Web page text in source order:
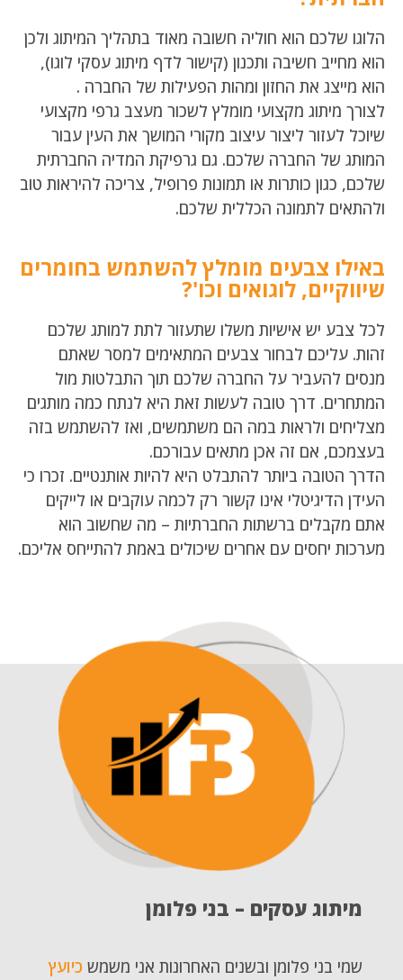
הלוגו שלכם הוא חוליה חשובה מאוד בתהליך המיתוג ולכן
הוא מחייב חשיבה ותכנון (קישור לדף מיתוג עסקי לוגו),
הוא מייצג את החזון ומהות הפעילות של החברה .
לצורך מיתוג מקצועי מומלץ לשכור מעצב גרפי מקצועי
שיוכל לעזור ליצור עיצוב מקורי המושך את העין עבור
המותג של החברה שלכם. גם גרפיקת המדיה החברתית
שלכם, כגון כותרות או תמונות פרופיל, צריכה להיראות טוב
ולהתאים לתמונה הכללית שלכם.
באילו צבעים מומלץ להשתמש בחומרים
שיווקיים, לוגואים וכו'?
לכל צבע יש אישיות משלו שתעזור לתת למותג שלכם
זהות. עליכם לבחור צבעים המתאימים למסר שאתם
מנסים להעביר על החברה שלכם תוך התבלטות מול
המתחרים. דרך טובה לעשות זאת היא לנתח כמה מותגים
מצליחים ולראות במה הם משתמשים, ואז להשתמש בזה
בעצמכם, אם זה אכן מתאים עבורכם.
הדרך הטובה ביותר להתבלט היא להיות אותנטיים. זכרו כי
העידן הדיגיטלי אינו קשור רק לכמה עוקבים או לייקים
אתם מקבלים ברשתות החברתיות – מה שחשוב הוא
מערכות יחסים עם אחרים שיכולים באמת להתייחס אליכם.
מיתוג עסקים – בני פלומן
שמי בני פלומן ובשנים האחרונות אני משמש כיועץ